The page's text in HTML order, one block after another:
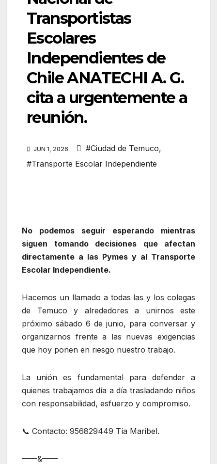
Transportistas
Escolares
Independientes de
Chile ANATECHI A. G.
cita a urgentemente a
reunión.
JUN 1, 2026 #Ciudad de Temuco,
#Transporte Escolar Independiente
No podemos seguir esperando mientras
siguen tomando decisiones que afectan
directamente a las Pymes y al Transporte
Escolar Independiente.
Hacemos un llamado a todas las y los colegas
de Temuco y alrededores a unirnos este
próximo sábado 6 de junio, para conversar y
organizarnos frente a las nuevas exigencias
que hoy ponen en riesgo nuestro trabajo.
La unión es fundamental para defender a
quienes trabajamos día a día trasladando niños
con responsabilidad, esfuerzo y compromiso.
📞 Contacto: 956829449 Tía Maribel.
——&——